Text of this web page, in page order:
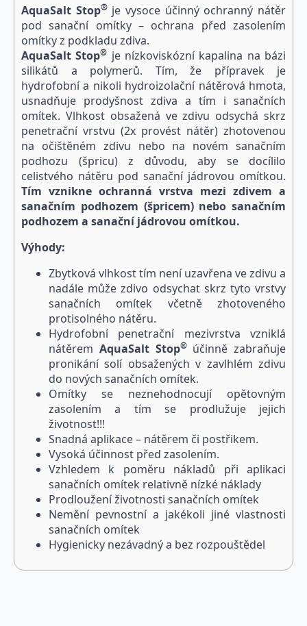
AquaSalt Stop®je vysoce účinný ochranný nátěr
pod sanační omítky – ochrana před zasolením
omítky z podkladu zdiva.
AquaSalt Stop® je nízkoviskózní kapalina na bázi
silikátů a polymerů. Tím, že přípravek je
hydrofobní a nikoli hydroizolační nátěrová hmota,
usnadňuje prodyšnost zdiva a tím i sanačních
omítek. Vlhkost obsažená ve zdivu odsychá skrz
penetrační vrstvu (2x provést nátěr) zhotovenou
na očištěném zdivu nebo na novém sanačním
podhozu (špricu) z důvodu, aby se docílilo
celistvého nátěru pod sanační jádrovou omítkou.
Tím vznikne ochranná vrstva mezi zdivem a
sanačním podhozem (špricem) nebo sanačním
podhozem a sanační jádrovou omítkou.
Výhody:
Zbytková vlhkost tím není uzavřena ve zdivu a
nadále může zdivo odsychat skrz tyto vrstvy
sanačních omítek včetně zhotoveného
protisolného nátěru.
Hydrofobní penetrační mezivrstva vzniklá
nátěrem AquaSaltStop®účinně zabraňuje
pronikání solí obsažených v zavlhlém zdivu
do nových sanačních omítek.
Omítky se neznehodnocují opětovným
zasolením a tím se prodlužuje jejich
životnost!!!
Snadná aplikace – nátěrem či postřikem.
Vysoká účinnost před zasolením.
Vzhledem k poměru nákladů při aplikaci
sanačních omítek relativně nízké náklady
Prodloužení životnosti sanačních omítek
Nemění pevnostní a jakékoli jiné vlastnosti
sanačních omítek
Hygienicky nezávadný a bez rozpouštědel